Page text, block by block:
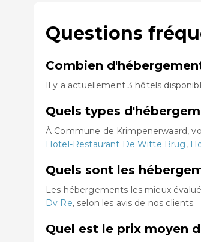
Questions
Combien
Il y a actuellement 3 hôtels
Quels types
À Commune de Krimpenerwaard,
Hotel-Restaurant De Witte Brug,
Quels sont les
Les hébergements les mieux
Dv Re, selon les avis de nos clients.
Quel est le prix moyen